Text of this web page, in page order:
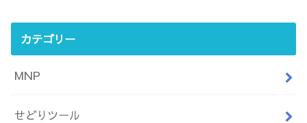
カテゴリー
MNP
せどりツール